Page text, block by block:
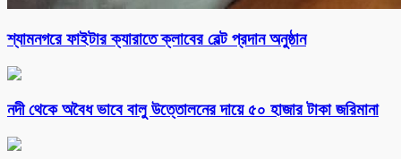
শ্যামনগরে ফাইটার ক্যারাতে ক্লাবের বেল্ট প্রদান অনুষ্ঠান
নদী থেকে অবৈধ ভাবে বালু উত্তোলনের দায়ে ৫০ হাজার টাকা জরিমানা